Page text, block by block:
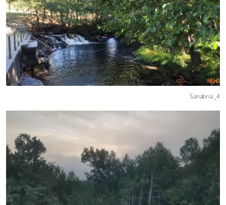
Sanabria _4